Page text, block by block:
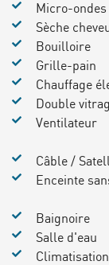
Micro-ondes
Sèche
Bouilloire
Grille-pain
Chauffage
Double
Ventilateur
Câble /
Enceinte
Baignoire
Salle d'eau
Climatisation